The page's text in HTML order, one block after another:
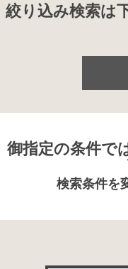
絞り込み検索は
御指定の条件で
検索条件を